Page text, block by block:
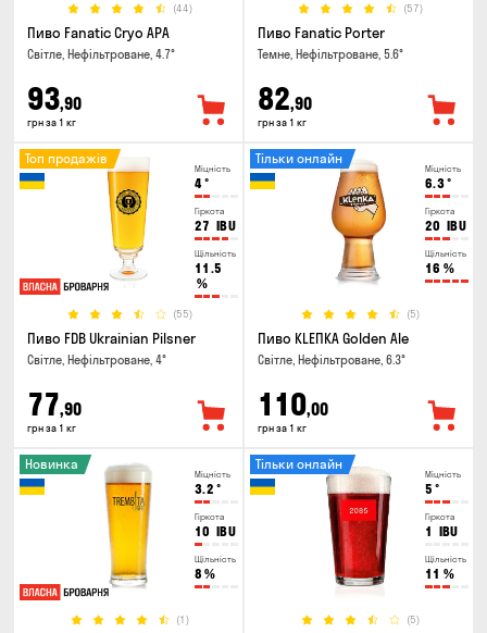
(44)
Пиво Fanatic Cryo APA
Світле, Нефільтроване, 4.7°
93,90
грн за 1 кг
(57)
Пиво Fanatic Porter
Темне, Нефільтроване, 5.6°
82,90
грн за 1 кг
Міцність
4°
Гіркота
27 IBU
Щільність
11.5
%
(55)
Топ продажів
Пиво FDB Ukrainian Pilsner
Світле, Нефільтроване, 4°
77,90
грн за 1 кг
Міцність
6.3°
Гіркота
20 IBU
Щільність
16 %
(5)
Тільки онлайн
Пиво KLEПКА Golden Ale
Світле, Нефільтроване, 6.3°
110,00
грн за 1 кг
Міцність
3.2 °
Гіркота
10 IBU
Щільність
8 %
(1)
Новинка
Міцність
5 °
Гіркота
1 IBU
Щільність
11 %
(5)
Тільки онлайн